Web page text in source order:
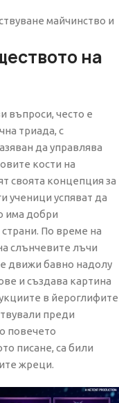
майчинство и
на
въпроси, често е
триада, с
да управлява
кости на
своята концепция за
ученици успяват да
има добри
По време на
слънчевите лъчи
движи бавно надолу
и създава картина
в йероглифите
преди
повечето
писане, са били
жреци.